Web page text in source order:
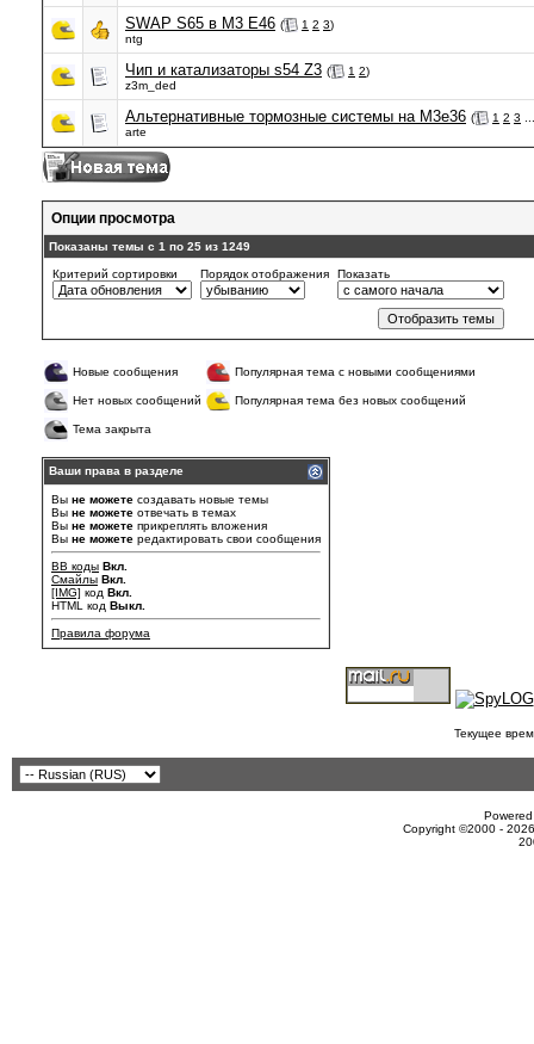
SWAP S65 в М3 Е46 ( 1 2 3)
ntg
Чип и катализаторы s54 Z3 ( 1 2)
z3m_ded
Альтернативные тормозные системы на М3е36 ( 1 2 3
arte
Опции просмотра
Показаны темы с 1 по 25 из 1249
Критерий сортировки Порядок отображения Показать
Новые сообщения Популярная тема с новыми сообщениями
Нет новых сообщений Популярная тема без новых сообщений
Тема закрыта
Ваши права в разделе
Вы не можете создавать новые темы
Вы не можете отвечать в темах
Вы не можете прикреплять вложения
Вы не можете редактировать свои сообщения
BB коды Вкл.
Смайлы Вкл.
[IMG] код Вкл.
HTML код Выкл.
Правила форума
Текущее
Copyright ©2000 -